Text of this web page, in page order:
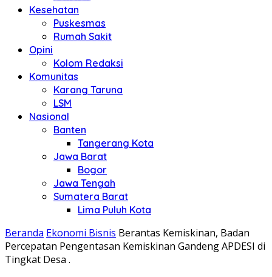
Kesehatan
Puskesmas
Rumah Sakit
Opini
Kolom Redaksi
Komunitas
Karang Taruna
LSM
Nasional
Banten
Tangerang Kota
Jawa Barat
Bogor
Jawa Tengah
Sumatera Barat
Lima Puluh Kota
Beranda Ekonomi Bisnis Berantas Kemiskinan, Badan
Percepatan Pengentasan Kemiskinan Gandeng APDESI di
Tingkat Desa .